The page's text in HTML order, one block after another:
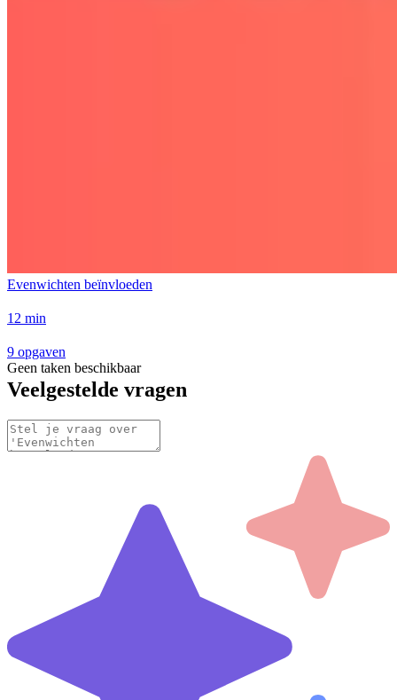
Evenwichten beïnvloeden
12 min
9 opgaven
Geen taken beschikbaar
Veelgestelde vragen